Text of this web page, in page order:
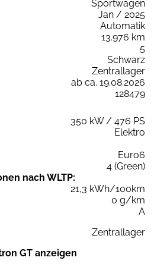
Sportwagen
Jan / 2025
Automatik
13.976 km
5
Schwarz
Zentrallager
ab ca. 19.08.2026
128479
350 kW / 476 PS
Elektro
Euro6
4 (Green)
nach WLTP:
21,3 kWh/100km
0 g/km
A
Zentrallager
GT anzeigen